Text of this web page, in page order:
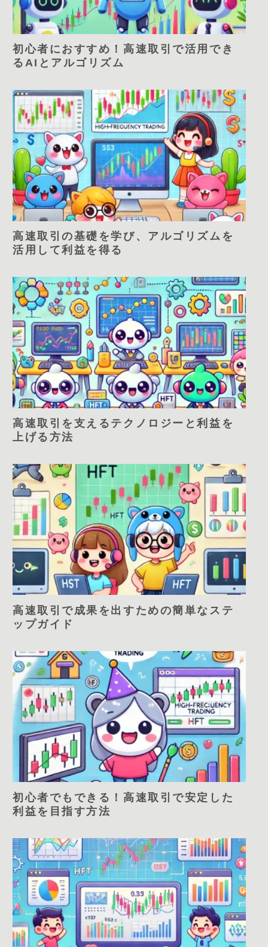
初心者におすすめ！高速取引で活用でき
るAIとアルゴリズム
高速取引の基礎を学び、アルゴリズムを
活用して利益を得る
高速取引を支えるテクノロジーと利益を
上げる方法
高速取引で成果を出すための簡単なステ
ップガイド
初心者でもできる！高速取引で安定した
利益を目指す方法